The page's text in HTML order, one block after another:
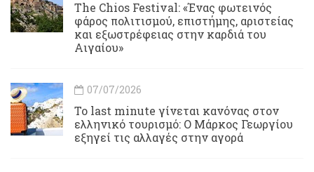
Τhe Chios Festival: «Ένας φωτεινός
φάρος πολιτισμού, επιστήμης, αριστείας
και εξωστρέφειας στην καρδιά του
Αιγαίου»
07/07/2026
Το last minute γίνεται κανόνας στον
ελληνικό τουρισμό: Ο Μάρκος Γεωργίου
εξηγεί τις αλλαγές στην αγορά